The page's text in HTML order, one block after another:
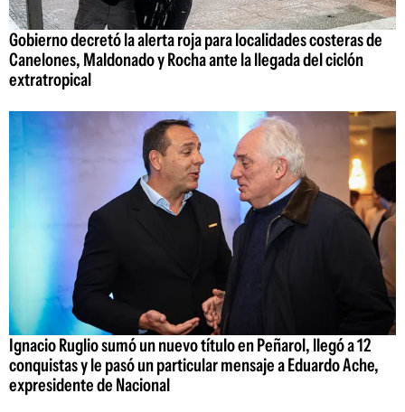
Gobierno decretó la alerta roja para localidades costeras de
Canelones, Maldonado y Rocha ante la llegada del ciclón
extratropical
Ignacio Ruglio sumó un nuevo título en Peñarol, llegó a 12
conquistas y le pasó un particular mensaje a Eduardo Ache,
expresidente de Nacional